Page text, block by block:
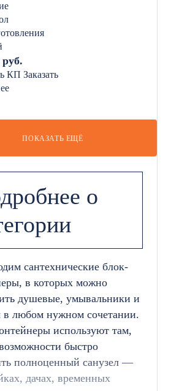
руб.
КП Заказать
ПОКАЗАТЬ ЕЩЁ
о
сантехнические блок-
в которых можно
душевые, умывальники и
в любом нужном сочетании.
используют там,
быстро
полноценный санузел —
дачах, временных